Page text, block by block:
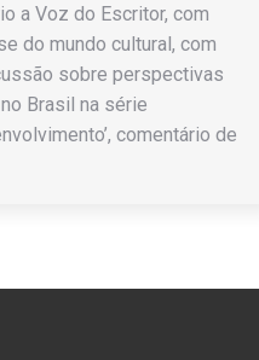
a Voz do Escritor, com
do mundo cultural, com
sobre perspectivas
Brasil na série
comentário de